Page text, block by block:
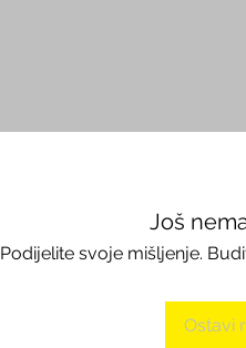
Još
Podijelite svoje mišljenje.
Ostavi